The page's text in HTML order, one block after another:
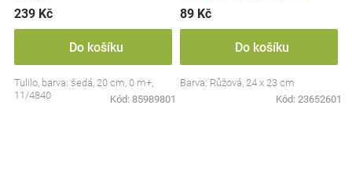
239 Kč
Do košíku
Tulilo, barva: šedá, 20 cm, 0 m+,
11/4840
Kód: 85989801
89 Kč
Do košíku
Barva: Růžová, 24 x 23 cm
Kód: 23652601